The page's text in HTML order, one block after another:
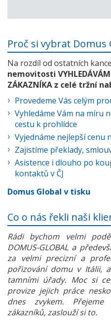
Proč si vybrat Domus
Na rozdíl od ostatních
nemovitosti
ZÁKAZNÍKA z celé tržní
Provedeme Vás celým
Vyhledáme Vám na míru
cestu k prohlídce
Vyjednáme nejlepší cenu
Zajistíme překlady,
Asistence i dlouho po
kontaktů v ČJ
Domus Global v tisku
Co o nás řekli naši
Rádi bychom velmi
DOMUS-GLOBAL a
za velmi precizní a
pořizování domu v Itálii,
tamními úřady. Moc si
provize jejich práce
dnes zvykem.
zákazníků, zaslouží si to.